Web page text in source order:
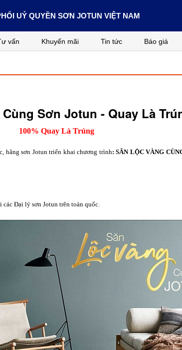
UỶ QUYỀN SƠN JOTUN VIỆT NAM
vấn Khuyến mãi Tin tức Báo giá
Sơn Jotun - Quay Là
100% Quay Là Trúng
hãng sơn Jotun triển khai chương trình: SĂN LỘC VÀNG
các Đại lý sơn Jotun trên toàn quốc.